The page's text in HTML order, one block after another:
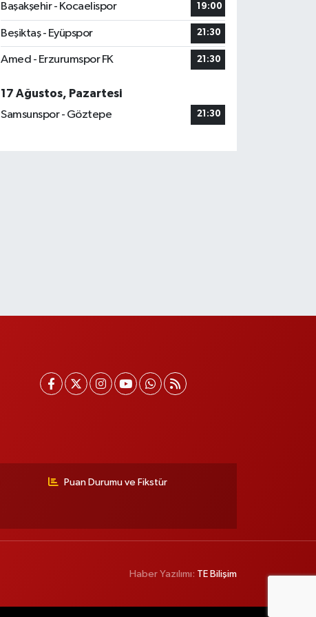
Başakşehir - Kocaelispor
19:00
Beşiktaş - Eyüpspor 21:30
Amed - Erzurumspor FK 21:30
17 Ağustos, Pazartesi
Samsunspor - Göztepe
21:30
Puan Durumu ve Fikstür
Haber Yazılımı: TE Bilişim